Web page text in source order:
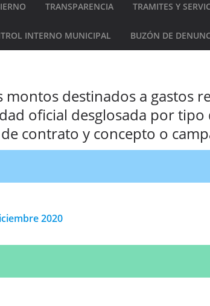
TRANSPARENCIA TRAMITES Y
INTERNO MUNICIPAL BUZÓN DE
montos destinados a gastos
oficial desglosada por
contrato y concepto o
2020